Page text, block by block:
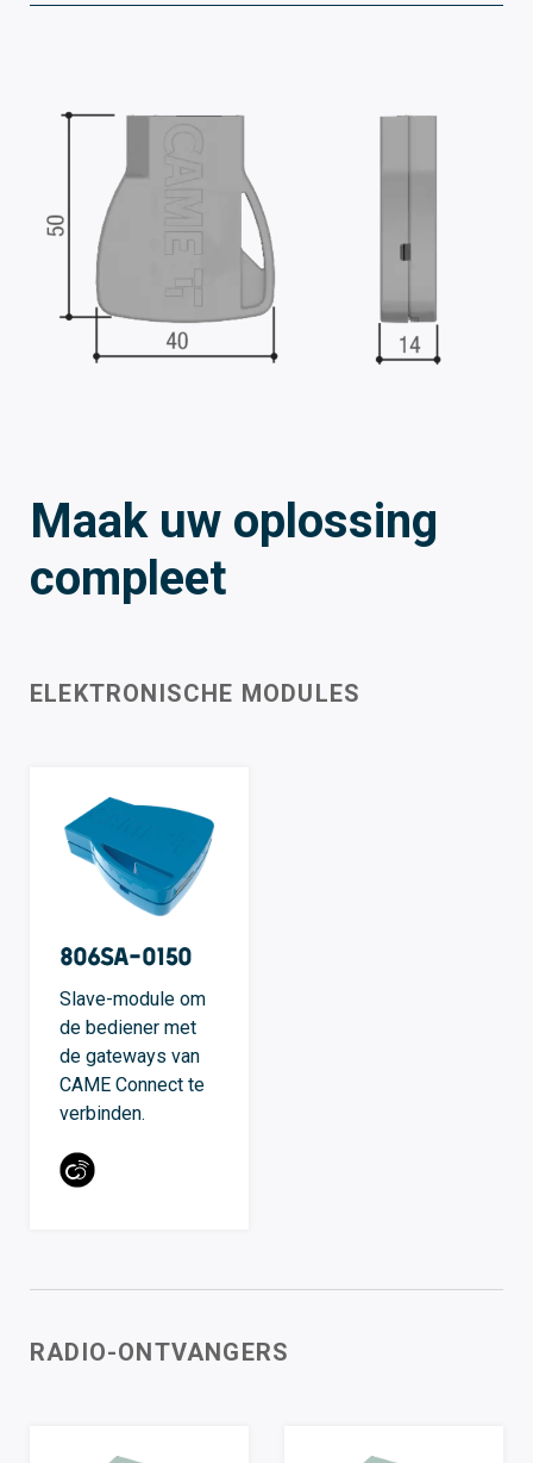
Maak uw oplossing
compleet
ELEKTRONISCHE MODULES
806SA-0150
Slave-module om
de bediener met
de gateways van
CAME Connect te
verbinden.
RADIO-ONTVANGERS